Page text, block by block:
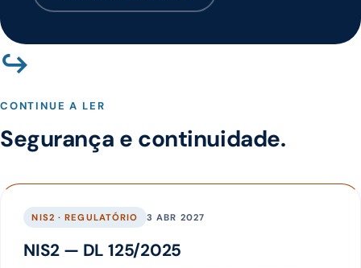
↪
CONTINUE A LER
Segurança e continuidade.
NIS2 · REGULATÓRIO 3 ABR 2027
NIS2 — DL 125/2025